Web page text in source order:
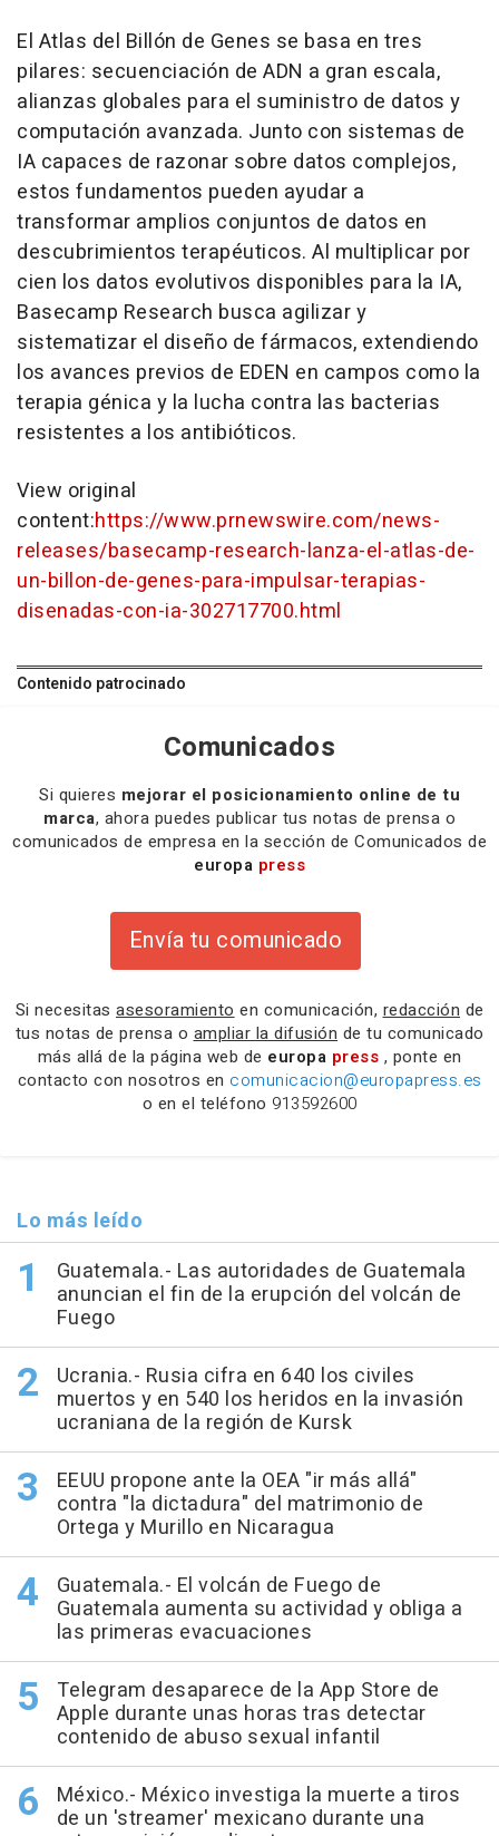
El Atlas del Billón de Genes se basa en tres
pilares: secuenciación de ADN a gran escala,
alianzas globales para el suministro de datos y
computación avanzada. Junto con sistemas de
IA capaces de razonar sobre datos complejos,
estos fundamentos pueden ayudar a
transformar amplios conjuntos de datos en
descubrimientos terapéuticos. Al multiplicar por
cien los datos evolutivos disponibles para la IA,
Basecamp Research busca agilizar y
sistematizar el diseño de fármacos, extendiendo
los avances previos de EDEN en campos como la
terapia génica y la lucha contra las bacterias
resistentes a los antibióticos.
View original
content:https://www.prnewswire.com/news-
releases/basecamp-research-lanza-el-atlas-de-
un-billon-de-genes-para-impulsar-terapias-
disenadas-con-ia-302717700.html
Contenido patrocinado
Comunicados
Si quieres mejorar el posicionamiento online de tu
marca, ahora puedes publicar tus notas de prensa o
comunicados de empresa en la sección de Comunicados de
europa press
Envía tu comunicado
Si necesitas asesoramiento en comunicación, redacción de
tus notas de prensa o ampliar la difusión de tu comunicado
más allá de la página web de europa press , ponte en
contacto con nosotros en comunicacion@europapress.es
o en el teléfono 913592600
Lo más leído
Guatemala.- Las autoridades de Guatemala
anuncian el fin de la erupción del volcán de
Fuego
Ucrania.- Rusia cifra en 640 los civiles
muertos y en 540 los heridos en la invasión
ucraniana de la región de Kursk
EEUU propone ante la OEA "ir más allá"
contra "la dictadura" del matrimonio de
Ortega y Murillo en Nicaragua
Guatemala.- El volcán de Fuego de
Guatemala aumenta su actividad y obliga a
las primeras evacuaciones
Telegram desaparece de la App Store de
Apple durante unas horas tras detectar
contenido de abuso sexual infantil
México.- México investiga la muerte a tiros
de un 'streamer' mexicano durante una